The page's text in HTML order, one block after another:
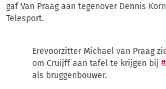
gaf Van Praag aan tegenover Dennis
Telesport.
Erevoorzitter Michael van Praag
om Cruijff aan tafel te krijgen bij
als bruggenbouwer.